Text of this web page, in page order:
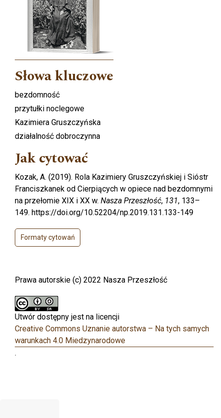
Słowa kluczowe
bezdomność
przytułki noclegowe
Kazimiera Gruszczyńska
działalność dobroczynna
Jak cytować
Kozak, A. (2019). Rola Kazimiery Gruszczyńskiej i Sióstr
Franciszkanek od Cierpiących w opiece nad bezdomnymi
na przełomie XIX i XX w. Nasza Przeszłość, 131, 133–
149. https://doi.org/10.52204/np.2019.131.133-149
Formaty cytowań
Prawa autorskie (c) 2022 Nasza Przeszłość
Utwór dostępny jest na licencji
Creative Commons Uznanie autorstwa – Na tych samych
warunkach 4.0 Miedzynarodowe
.